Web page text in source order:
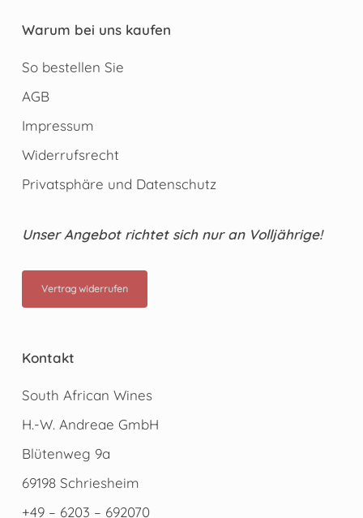
Warum bei uns kaufen
So bestellen Sie
AGB
Impressum
Widerrufsrecht
Privatsphäre und Datenschutz
Unser Angebot richtet sich nur an Volljährige!
Vertrag widerrufen
Kontakt
South African Wines
H.-W. Andreae GmbH
Blütenweg 9a
69198 Schriesheim
+49 – 6203 – 692070